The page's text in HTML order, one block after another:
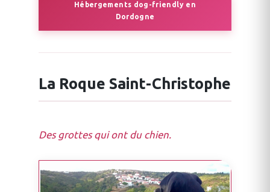
Hébergements dog-friendly en
Dordogne
La Roque Saint-Christophe
Des grottes qui ont du chien.